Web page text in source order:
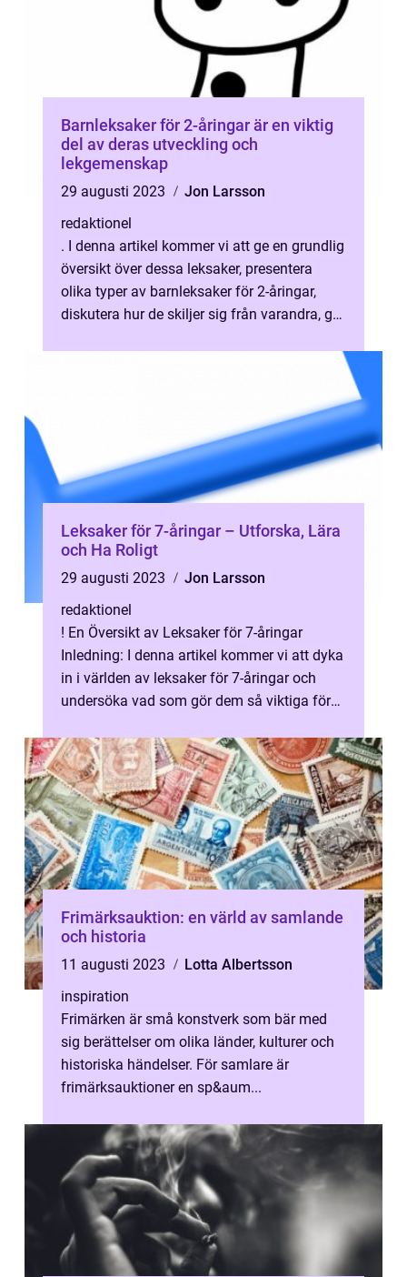
Barnleksaker för 2-åringar är en viktig
del av deras utveckling och
lekgemenskap
29 augusti 2023
Jon Larsson
redaktionel
. I denna artikel kommer vi att ge en grundlig
översikt över dessa leksaker, presentera
olika typer av barnleksaker för 2-åringar,
diskutera hur de skiljer sig från varandra, ge
Leksaker för 7-åringar – Utforska, Lära
och Ha Roligt
29 augusti 2023
Jon Larsson
redaktionel
! En Översikt av Leksaker för 7-åringar
Inledning: I denna artikel kommer vi att dyka
in i världen av leksaker för 7-åringar och
undersöka vad som gör dem så viktiga för
Frimärksauktion: en värld av samlande
och historia
11 augusti 2023
Lotta Albertsson
inspiration
Frimärken är små konstverk som bär med
sig berättelser om olika länder, kulturer och
historiska händelser. För samlare är
frimärksauktioner en sp&aum...